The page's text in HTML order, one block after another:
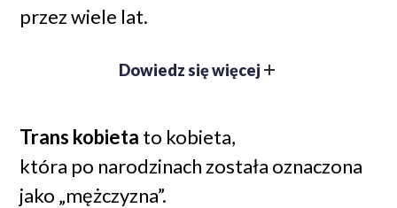
przez wiele lat.
Dowiedz się więcej
nie jest osobną płcią, a osoby
interpłciowe zazwyczaj
Trans kobieta to kobieta,
która po narodzinach została oznaczona
jako „mężczyzna”.